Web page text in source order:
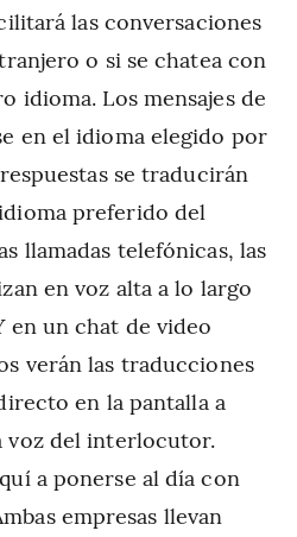
las conversaciones
o si se chatea con
idioma. Los mensajes de
en el idioma elegido por
se traducirán
preferido del
llamadas telefónicas, las
en voz alta a lo largo
en un chat de video
verán las traducciones
en la pantalla a
voz del interlocutor.
a ponerse al día con
empresas llevan